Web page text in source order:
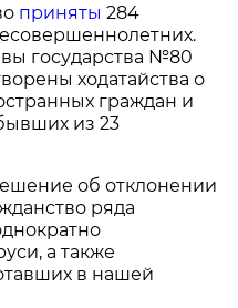
приняты 284
государства №80
ходатайства о
граждан и
из 23
об отклонении
ряда
а также
в нашей